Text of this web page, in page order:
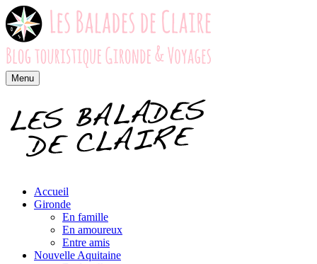
Menu
Accueil
Gironde
En famille
En amoureux
Entre amis
Nouvelle Aquitaine